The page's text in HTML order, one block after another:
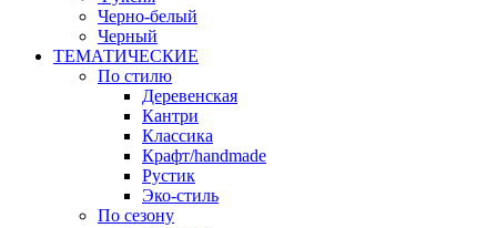
Черно-белый
Черный
ТЕМАТИЧЕСКИЕ
По стилю
Деревенская
Кантри
Классика
Крафт/handmade
Рустик
Эко-стиль
По сезону